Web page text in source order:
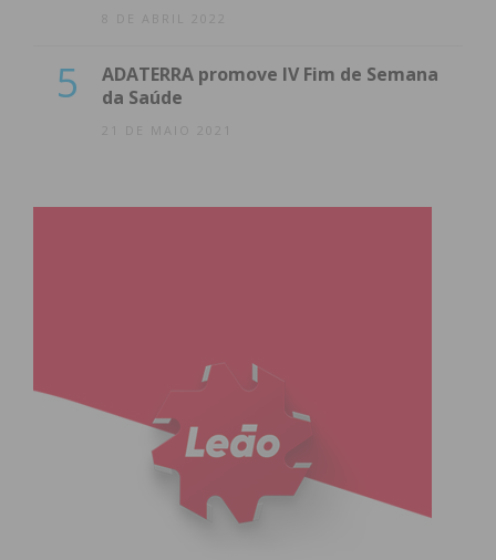
8 DE ABRIL 2022
5
ADATERRA promove IV Fim de Semana
da Saúde
21 DE MAIO 2021